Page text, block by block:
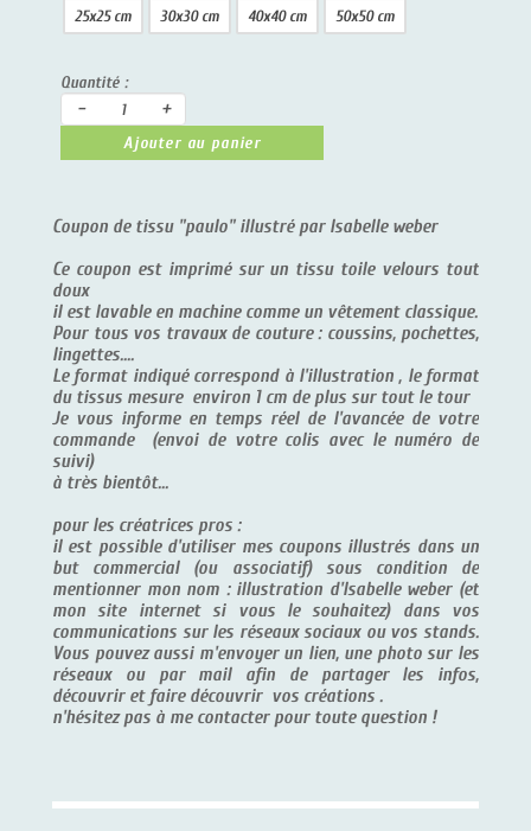
25x25 cm 30x30 cm 40x40 cm 50x50 cm
Quantité :
- +
Ajouter au panier
Coupon de tissu "paulo" illustré par Isabelle weber
Ce coupon est imprimé sur un tissu toile velours tout
doux
il est lavable en machine comme un vêtement classique.
Pour tous vos travaux de couture : coussins, pochettes,
lingettes....
Le format indiqué correspond à l'illustration , le format
du tissus mesure environ 1 cm de plus sur tout le tour
Je vous informe en temps réel de l'avancée de votre
commande (envoi de votre colis avec le numéro de
suivi)
à très bientôt...
pour les créatrices pros :
il est possible d'utiliser mes coupons illustrés dans un
but commercial (ou associatif) sous condition de
mentionner mon nom : illustration d'Isabelle weber (et
mon site internet si vous le souhaitez) dans vos
communications sur les réseaux sociaux ou vos stands.
Vous pouvez aussi m'envoyer un lien, une photo sur les
réseaux ou par mail afin de partager les infos,
découvrir et faire découvrir vos créations .
n'hésitez pas à me contacter pour toute question !